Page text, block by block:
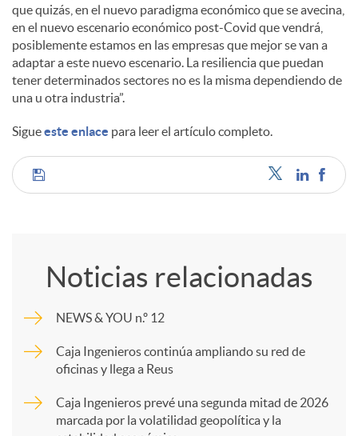
n
i
d
o
que quizás, en el nuevo paradigma económico que se avecina,
en el nuevo escenario económico post-Covid que vendrá,
posiblemente estamos en las empresas que mejor se van a
adaptar a este nuevo escenario. La resiliencia que puedan
tener determinados sectores no es la misma dependiendo de
una u otra industria”.
Sigueeste enlace para leer el artículo completo.
C
p
a
Noticias relacionadas
NEWS & YOU n.º 12
Caja Ingenieros continúa ampliando su red de
oficinas y llega a Reus
Caja Ingenieros prevé una segunda mitad de 2026
marcada por la volatilidad geopolítica y la